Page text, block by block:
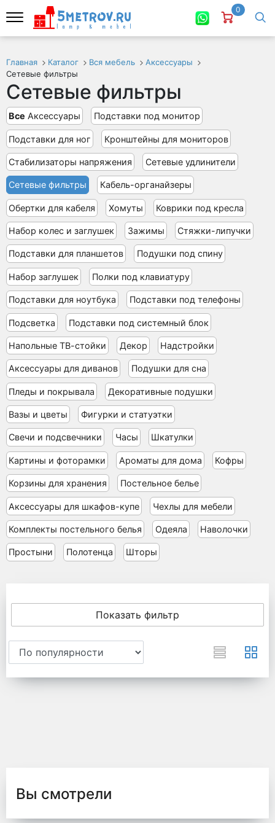
0
Главная Каталог Вся мебель
Аксессуары
Сетевые фильтры
Сетевые фильтры
Все Аксессуары Подставки под монитор
Подставки для ног Кронштейны для мониторов
Стабилизаторы напряжения Сетевые удлинители
Сетевые фильтры Кабель-органайзеры
Обертки для кабеля Хомуты Коврики под кресла
Набор колес и заглушек Зажимы Стяжки-липучки
Подставки для планшетов Подушки под спину
Набор заглушек Полки под клавиатуру
Подставки для ноутбука Подставки под телефоны
Подсветка Подставки под системный блок
Напольные ТВ-стойки Декор Надстройки
Аксессуары для диванов Подушки для сна
Пледы и покрывала Декоративные подушки
Вазы и цветы Фигурки и статуэтки
Свечи и подсвечники Часы Шкатулки
Картины и фоторамки Ароматы для дома Кофры
Корзины для хранения Постельное белье
Аксессуары для шкафов-купе Чехлы для мебели
Комплекты постельного белья Одеяла Наволочки
Простыни Полотенца Шторы
Показать фильтр
Вы смотрели